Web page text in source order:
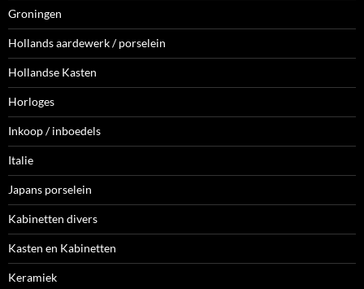
Groningen
Hollands aardewerk / porselein
Hollandse Kasten
Horloges
Inkoop / inboedels
Italie
Japans porselein
Kabinetten divers
Kasten en Kabinetten
Keramiek